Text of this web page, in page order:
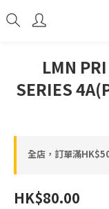
LMN
SERIES
全店，訂單滿
HK$80.00